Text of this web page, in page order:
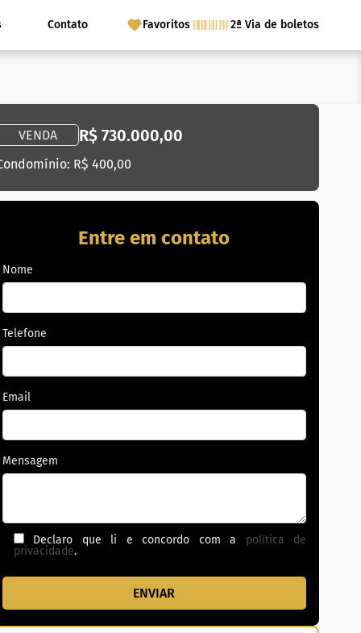
Contato Favoritos 2ª Via de boletos
VENDA R$ 730.000,00
R$ 400,00
Entre em contato
Nome
Telefone
Email
Mensagem
Declaro que li e concordo com a política de
privacidade.